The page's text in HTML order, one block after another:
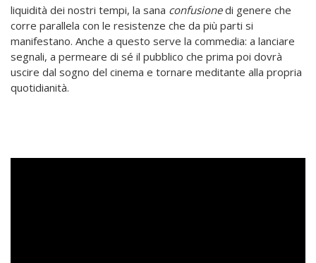
liquidità dei nostri tempi, la sana confusionedi genere che
corre parallela con le resistenze che da più parti si
manifestano. Anche a questo serve la commedia: a lanciare
segnali, a permeare di sé il pubblico che prima poi dovrà
uscire dal sogno del cinema e tornare meditante alla propria
quotidianità.